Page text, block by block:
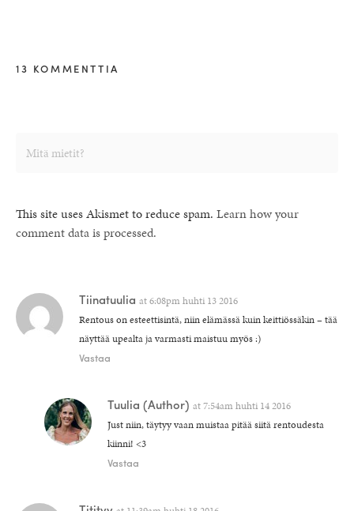
13 KOMMENTTIA
This site uses Akismet to reduce spam. Learn how your
comment data is processed.
Tiinatuulia at6:08pm huhti 13 2016
Rentous on esteettisintä, niin elämässä kuin keittiössäkin – tää
näyttää upealta ja varmasti maistuu myös :)
Vastaa
Tuulia (Author) at7:54am huhti 14 2016
Just niin, täytyy vaan muistaa pitää siitä rentoudesta
kiinni! <3
Vastaa